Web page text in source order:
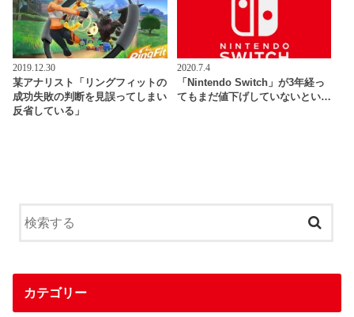
2019.12.30
某アナリスト「リングフィットの
成功失敗の判断を見誤ってしまい
反省している」
2020.7.4
「Nintendo Switch」が3年経っ
てもまだ値下げしていないとい…
カテゴリー